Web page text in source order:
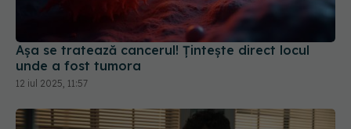
Așa se tratează cancerul! Țintește direct locul
unde a fost tumora
12 iul 2025, 11:57